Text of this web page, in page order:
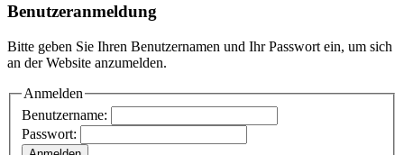
Benutzeranmeldung
Bitte geben Sie Ihren Benutzernamen und Ihr Passwort ein, um sich
an der Website anzumelden.
Anmelden
Benutzername:
Passwort: